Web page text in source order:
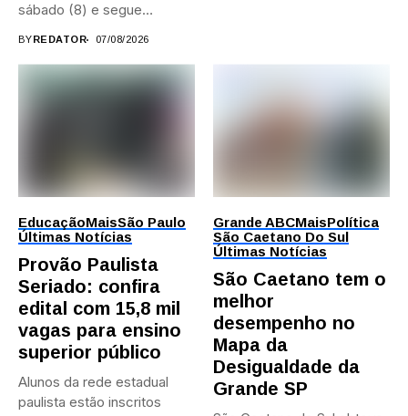
sábado (8) e segue
BY REDATOR 07/08/2026
EducaçãoMaisSão Paulo
Últimas Notícias
Provão Paulista
Seriado: confira
edital com 15,8 mil
vagas para ensino
superior público
Alunos da rede estadual
paulista estão inscritos
Grande ABCMaisPolítica
São Caetano Do Sul
Últimas Notícias
São Caetano tem o
melhor
desempenho no
Mapa da
Desigualdade da
Grande SP